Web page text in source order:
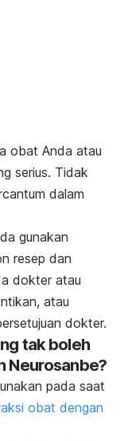
obat Anda atau
serius. Tidak
dalam
gunakan
resep dan
dokter atau
atau
dokter.
tak boleh
Neurosanbe?
pada saat
obat dengan